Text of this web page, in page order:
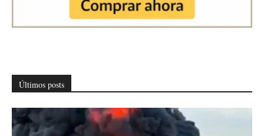
Últimos posts